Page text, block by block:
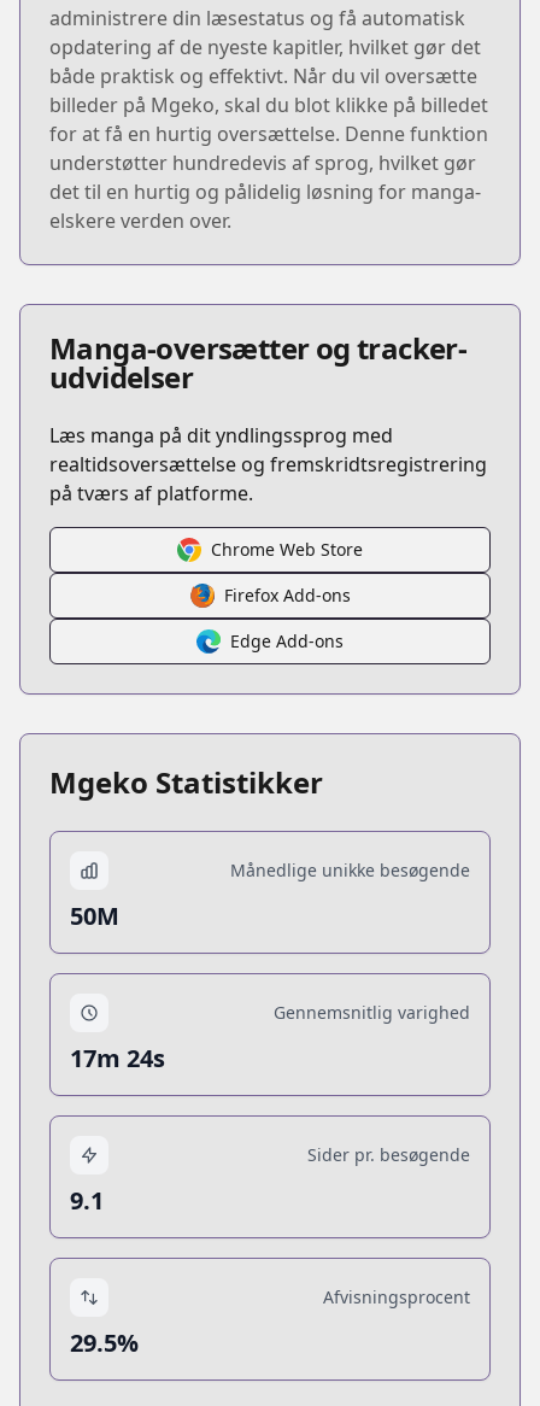
administrere din læsestatus og få automatisk
opdatering af de nyeste kapitler, hvilket gør det
både praktisk og effektivt. Når du vil oversætte
billeder på Mgeko, skal du blot klikke på billedet
for at få en hurtig oversættelse. Denne funktion
understøtter hundredevis af sprog, hvilket gør
det til en hurtig og pålidelig løsning for manga-
elskere verden over.
Manga-oversætter og tracker-
udvidelser
Læs manga på dit yndlingssprog med
realtidsoversættelse og fremskridtsregistrering
på tværs af platforme.
Chrome Web Store
Firefox Add-ons
Edge Add-ons
Mgeko Statistikker
Månedlige unikke besøgende
50M
Gennemsnitlig varighed
17m 24s
Sider pr. besøgende
9.1
Afvisningsprocent
29.5%